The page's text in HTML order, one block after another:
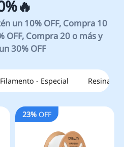
Filamento - Especial Resinas
23%OFF